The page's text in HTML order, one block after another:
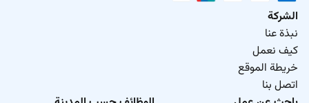
الشركة
نبذة عنا
كيف نعمل
خريطة الموقع
اتصل بنا